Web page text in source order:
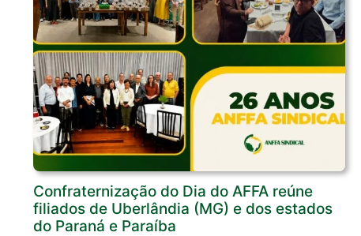
Confraternização do Dia do AFFA reúne
filiados de Uberlândia (MG) e dos estados
do Paraná e Paraíba